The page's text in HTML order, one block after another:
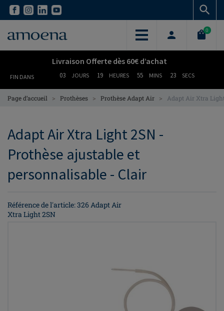
Skip
content
Skip
content
0
Livraison Offerte dès 60€ d’achat
FIN DANS 03 JOURS 19 HEURES 55 MINS 23 SECS
Page d’accueil > Prothèses > Prothèse Adapt Air > Adapt Air Xtra
Adapt Air Xtra Light 2SN -
Prothèse ajustable et
personnalisable - Clair
Référence de l'article: 326 Adapt Air
Xtra Light 2SN